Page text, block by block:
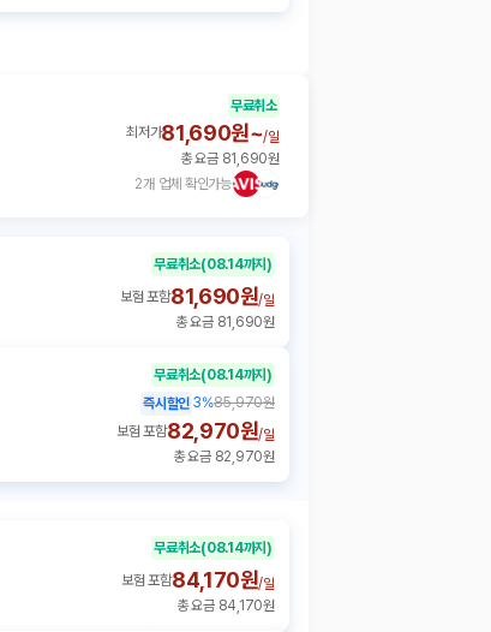
2개 업체 확인가능
무료취소
최저가81,690원~/일
총 요금 81,690원
무료취소(08.14까지)
보험 포함81,690원/일
총 요금 81,690원
무료취소(08.14까지)
즉시할인 3%85,970원
보험 포함82,970원/일
총 요금 82,970원
무료취소(08.14까지)
보험 포함84,170원/일
총 요금 84,170원